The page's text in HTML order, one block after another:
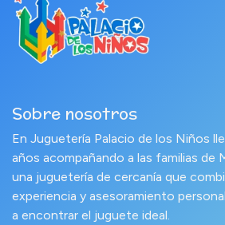
Sobre nosotros
En Juguetería Palacio de los Niños
años acompañando a las familias de
una juguetería de cercanía que
experiencia y asesoramiento
a encontrar el juguete ideal.